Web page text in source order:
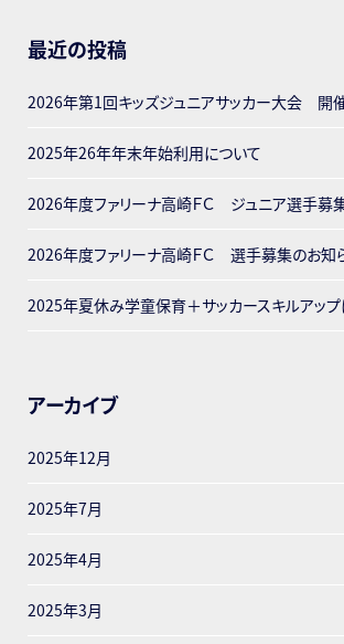
最近の投稿
2026年第1回キッズジュニアサッカー大会 開
2025年26年年末年始利用について
2026年度ファリーナ高崎ＦＣ ジュニア選手募
2026年度ファリーナ高崎ＦＣ 選手募集のお知
2025年夏休み学童保育＋サッカースキルアップ
アーカイブ
2025年12月
2025年7月
2025年4月
2025年3月